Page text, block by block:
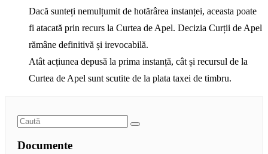
Dacă sunteți nemulțumit de hotărârea instanței, aceasta poate
fi atacată prin recurs la Curtea de Apel. Decizia Curții de Apel
rămâne definitivă și irevocabilă.
Atât acțiunea depusă la prima instanță, cât și recursul de la
Curtea de Apel sunt scutite de la plata taxei de timbru.
Documente